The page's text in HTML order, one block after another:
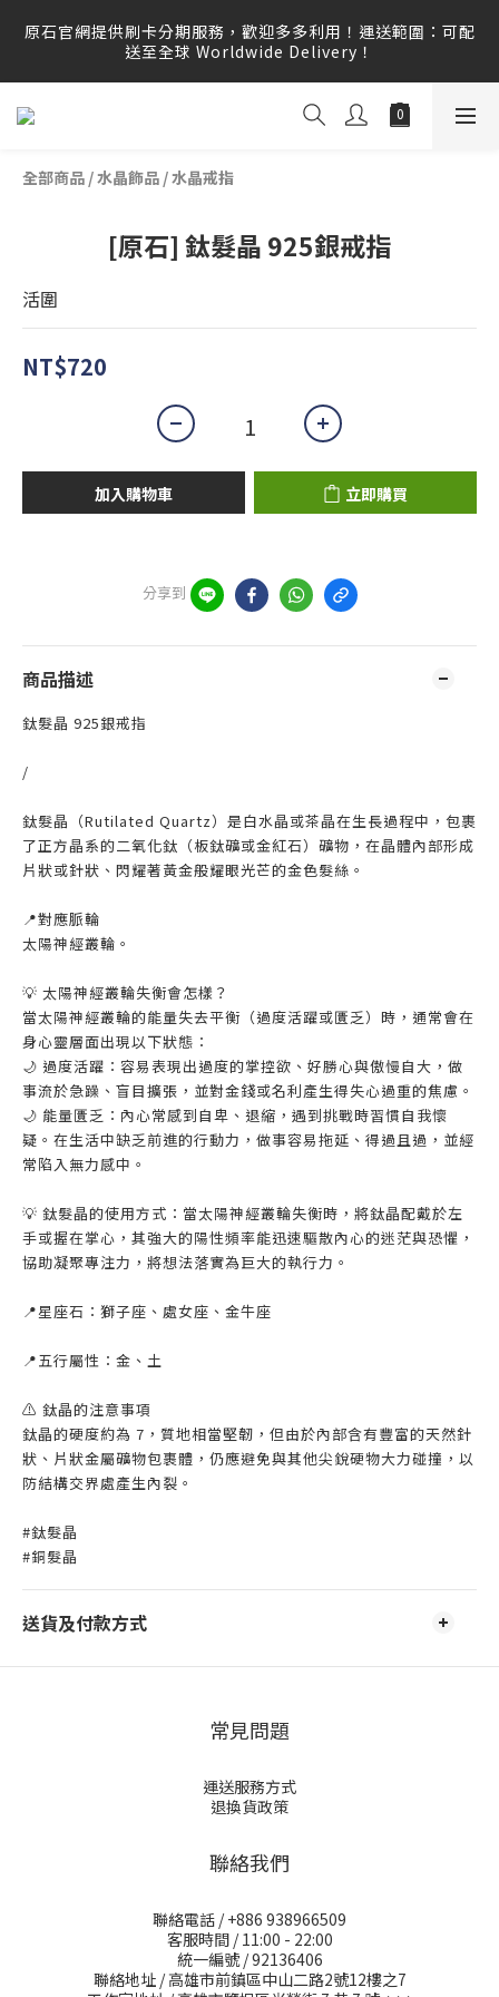
原石官網提供刷卡分期服務，歡迎多多利用！運送範圍：可配
送至全球 Worldwide Delivery！
原石官網提供刷卡分期服務，歡迎多多利用！運送範圍：可配
送至全球 Worldwide Delivery！
原石官網不會主動寄信要求顧客提供任何訂單資訊、補運費差
額或付款，請勿點選任何不明連結，若有任何疑慮可撥打165
全部商品 /水晶飾品 /水晶戒指
[原石] 鈦髮晶 925銀戒指
活圍
NT$720
加入購物車 立即購買
分享到
商品描述
鈦髮晶 925銀戒指
/
鈦髮晶（Rutilated Quartz）是白水晶或茶晶在生長過程中，包裹
了正方晶系的二氧化鈦（板鈦礦或金紅石）礦物，在晶體內部形成
片狀或針狀、閃耀著黃金般耀眼光芒的金色髮絲。
📍對應脈輪
太陽神經叢輪。
💡 太陽神經叢輪失衡會怎樣？
當太陽神經叢輪的能量失去平衡（過度活躍或匱乏）時，通常會在
身心靈層面出現以下狀態：
🌙 過度活躍：容易表現出過度的掌控欲、好勝心與傲慢自大，做
事流於急躁、盲目擴張，並對金錢或名利產生得失心過重的焦慮。
🌙 能量匱乏：內心常感到自卑、退縮，遇到挑戰時習慣自我懷
疑。在生活中缺乏前進的行動力，做事容易拖延、得過且過，並經
常陷入無力感中。
💡 鈦髮晶的使用方式：當太陽神經叢輪失衡時，將鈦晶配戴於左
手或握在掌心，其強大的陽性頻率能迅速驅散內心的迷茫與恐懼，
協助凝聚專注力，將想法落實為巨大的執行力。
📍星座石：獅子座、處女座、金牛座
📍五行屬性：金、土
⚠️ 鈦晶的注意事項
鈦晶的硬度約為 7，質地相當堅韌，但由於內部含有豐富的天然針
狀、片狀金屬礦物包裹體，仍應避免與其他尖銳硬物大力碰撞，以
防結構交界處產生內裂。
#鈦髮晶
#銅髮晶
送貨及付款方式
常見問題
運送服務方式
退換貨政策
聯絡我們
聯絡電話 / +886 938966509
客服時間 / 11:00 - 22:00
統一編號 / 92136406
聯絡地址 / 高雄市前鎮區中山二路2號12樓之7